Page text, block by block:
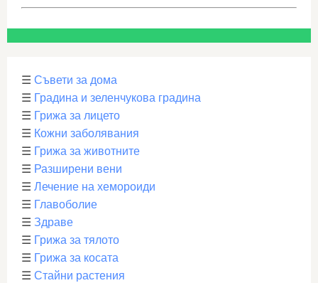
☰ Съвети за дома
☰ Градина и зеленчукова градина
☰ Грижа за лицето
☰ Кожни заболявания
☰ Грижа за животните
☰ Разширени вени
☰ Лечение на хемороиди
☰ Главоболие
☰ Здраве
☰ Грижа за тялото
☰ Грижа за косата
☰ Стайни растения